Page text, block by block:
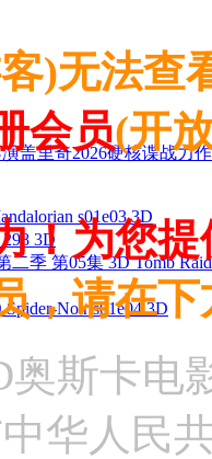
盖里奇2026硬核谍战力
s01e03 3D
3D
季 第05集 3D Tomb
Noir s01e04 3D
)无法查
会员(开
！为您
，请在
奥斯卡电
华人民